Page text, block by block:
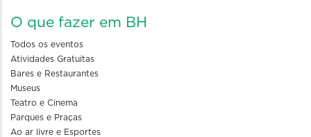
O que fazer em BH
Todos os eventos
Atividades Gratuitas
Bares e Restaurantes
Museus
Teatro e Cinema
Parques e Praças
Ao ar livre e Esportes